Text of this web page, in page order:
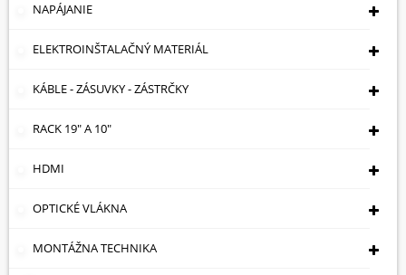
NAPÁJANIE
ELEKTROINŠTALAČNÝ MATERIÁL
KÁBLE - ZÁSUVKY - ZÁSTRČKY
RACK 19" A 10"
HDMI
OPTICKÉ VLÁKNA
MONTÁŽNA TECHNIKA
DISTANČNÉ DRŽIAKY
DRŽIAKY NA STĹP